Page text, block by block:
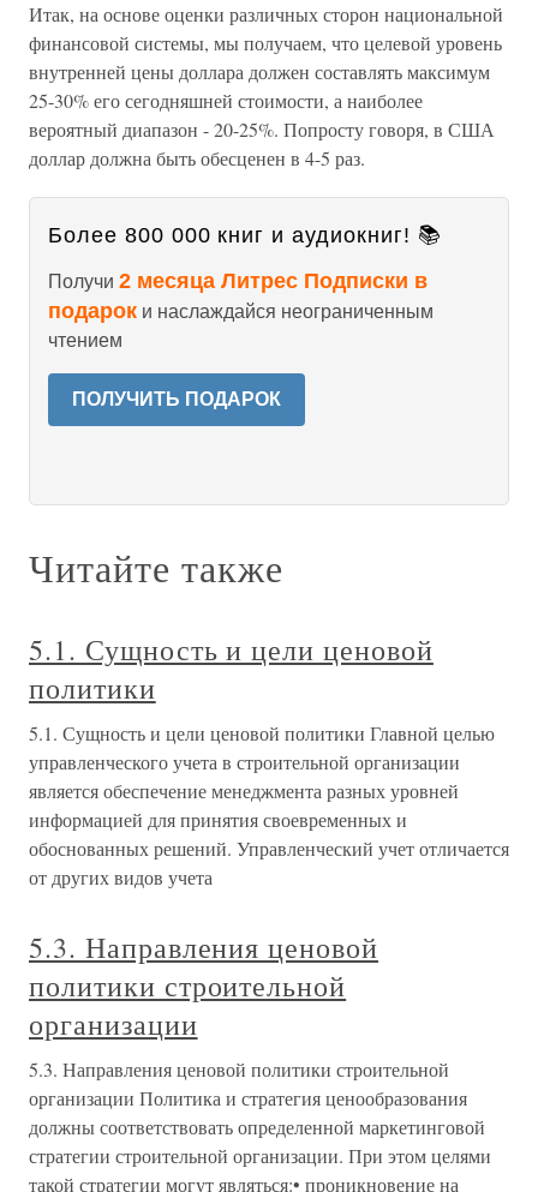
Итак, на основе оценки различных сторон национальной
финансовой системы, мы получаем, что целевой уровень
внутренней цены доллара должен составлять максимум
25-30% его сегодняшней стоимости, а наиболее
вероятный диапазон - 20-25%. Попросту говоря, в США
доллар должна быть обесценен в 4-5 раз.
Более 800 000 книг и аудиокниг! 📚
Получи 2 месяца Литрес Подписки в
подарок и наслаждайся неограниченным
чтением
ПОЛУЧИТЬ ПОДАРОК
Читайте также
5.1. Сущность и цели ценовой
политики
5.1. Сущность и цели ценовой политики Главной целью
управленческого учета в строительной организации
является обеспечение менеджмента разных уровней
информацией для принятия своевременных и
обоснованных решений. Управленческий учет отличается
от других видов учета
5.3. Направления ценовой
политики строительной
организации
5.3. Направления ценовой политики строительной
организации Политика и стратегия ценообразования
должны соответствовать определенной маркетинговой
стратегии строительной организации. При этом целями
такой стратегии могут являться:• проникновение на